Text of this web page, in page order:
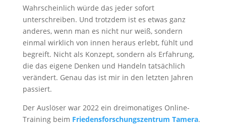
Wahrscheinlich würde das jeder sofort
unterschreiben. Und trotzdem ist es etwas ganz
anderes, wenn man es nicht nur weiß, sondern
einmal wirklich von innen heraus erlebt, fühlt und
begreift. Nicht als Konzept, sondern als Erfahrung,
die das eigene Denken und Handeln tatsächlich
verändert. Genau das ist mir in den letzten Jahren
passiert.
Der Auslöser war 2022 ein dreimonatiges Online-
Training beim Friedensforschungszentrum Tamera.